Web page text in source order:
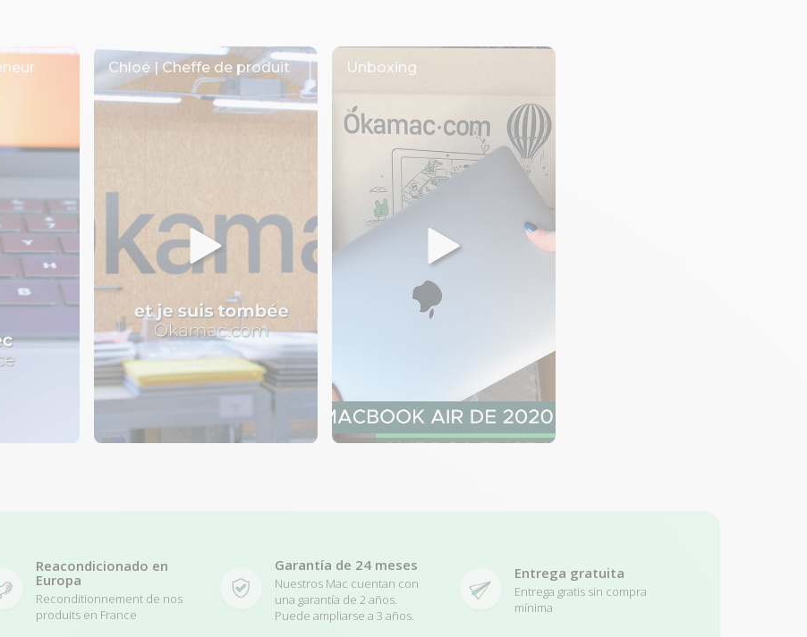
Reacondicionado en
Europa
Reconditionnement de nos
produits en France
Garantía de 24 meses
Nuestros Mac cuentan con
una garantía de 2 años.
Puede ampliarse a 3 años.
Entrega gratuita
Entrega gratis sin compra
mínima